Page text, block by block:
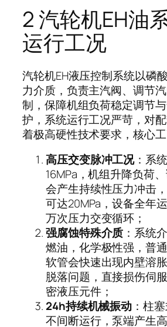
2 汽轮机EH油
运行工况
汽轮机EH液压控制系统以磷
力介质，负责主汽阀、调节
制，保障机组负荷稳定调节
护，系统运行工况严苛，对
着极高硬性技术要求，核心
高压交变脉冲工况：系
16MPa，机组升降负荷
会产生持续性压力冲击
可达20MPa，设备全年
万次压力交变循环；
强腐蚀特殊介质 ：系统
燃油，化学极性强，普
软管会快速出现内壁溶
脱落问题，直接损伤伺
密液压元件；
24h持续机械振动 ：柱
不间断运行，泵端产生